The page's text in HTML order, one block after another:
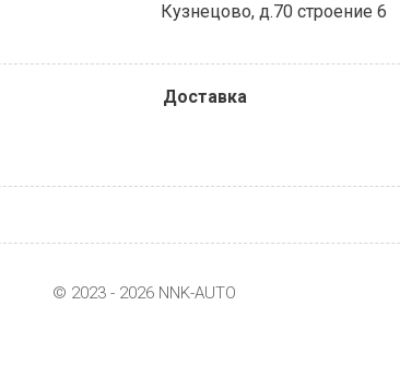
Кузнецово, д.70 строение 6
Доставка
© 2023 - 2026 NNK-AUTO